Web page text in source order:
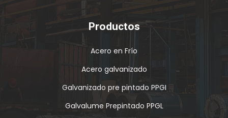
Productos
Acero en Frío
Acero galvanizado
Galvanizado pre pintado PPGI
Galvalume Prepintado PPGL